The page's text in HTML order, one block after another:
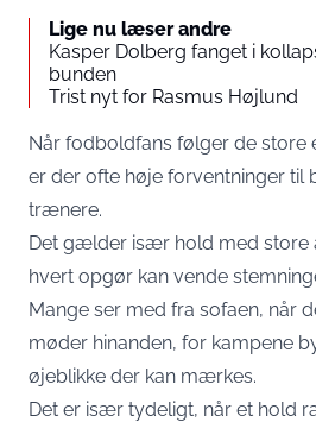
Lige nu læser andre
Kasper Dolberg fanget i
bunden
Trist nyt for Rasmus Højlund
Når fodboldfans følger de store
er der ofte høje forventninger til
trænere.
Det gælder især hold med store
hvert opgør kan vende
Mange ser med fra sofaen, når
møder hinanden, for kampene
øjeblikke der kan mærkes.
Det er især tydeligt, når et hold